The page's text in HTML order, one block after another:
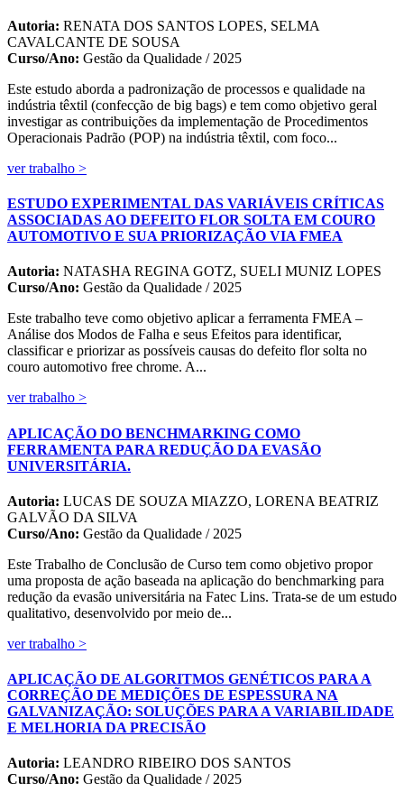
Autoria: RENATA DOS SANTOS LOPES, SELMA
CAVALCANTE DE SOUSA
Curso/Ano: Gestão da Qualidade / 2025
Este estudo aborda a padronização de processos e qualidade na
indústria têxtil (confecção de big bags) e tem como objetivo geral
investigar as contribuições da implementação de Procedimentos
Operacionais Padrão (POP) na indústria têxtil, com foco...
ver trabalho >
ESTUDO EXPERIMENTAL DAS VARIÁVEIS CRÍTICAS
ASSOCIADAS AO DEFEITO FLOR SOLTA EM COURO
AUTOMOTIVO E SUA PRIORIZAÇÃO VIA FMEA
Autoria: NATASHA REGINA GOTZ, SUELI MUNIZ LOPES
Curso/Ano: Gestão da Qualidade / 2025
Este trabalho teve como objetivo aplicar a ferramenta FMEA –
Análise dos Modos de Falha e seus Efeitos para identificar,
classificar e priorizar as possíveis causas do defeito flor solta no
couro automotivo free chrome. A...
ver trabalho >
APLICAÇÃO DO BENCHMARKING COMO
FERRAMENTA PARA REDUÇÃO DA EVASÃO
UNIVERSITÁRIA.
Autoria: LUCAS DE SOUZA MIAZZO, LORENA BEATRIZ
GALVÃO DA SILVA
Curso/Ano: Gestão da Qualidade / 2025
Este Trabalho de Conclusão de Curso tem como objetivo propor
uma proposta de ação baseada na aplicação do benchmarking para
redução da evasão universitária na Fatec Lins. Trata-se de um estudo
qualitativo, desenvolvido por meio de...
ver trabalho >
APLICAÇÃO DE ALGORITMOS GENÉTICOS PARA A
CORREÇÃO DE MEDIÇÕES DE ESPESSURA NA
GALVANIZAÇÃO: SOLUÇÕES PARA A VARIABILIDADE
E MELHORIA DA PRECISÃO
Autoria: LEANDRO RIBEIRO DOS SANTOS
Curso/Ano: Gestão da Qualidade / 2025